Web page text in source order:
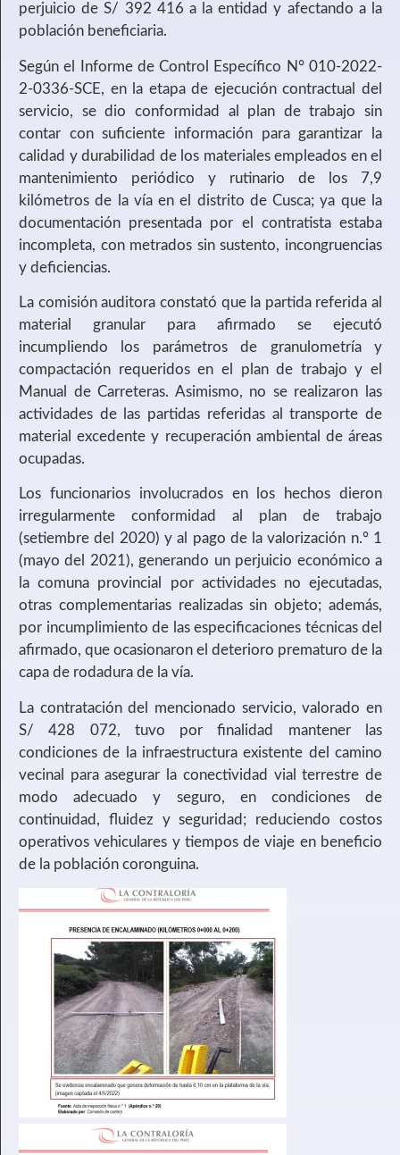
perjuicio de S/ 392 416 a la entidad y afectando a la
población beneficiaria.
Según el Informe de Control Específico N° 010-2022-
2-0336-SCE, en la etapa de ejecución contractual del
servicio, se dio conformidad al plan de trabajo sin
contar con suficiente información para garantizar la
calidad y durabilidad de los materiales empleados en el
mantenimiento periódico y rutinario de los 7,9
kilómetros de la vía en el distrito de Cusca; ya que la
documentación presentada por el contratista estaba
incompleta, con metrados sin sustento, incongruencias
y deficiencias.
La comisión auditora constató que la partida referida al
material granular para afirmado se ejecutó
incumpliendo los parámetros de granulometría y
compactación requeridos en el plan de trabajo y el
Manual de Carreteras. Asimismo, no se realizaron las
actividades de las partidas referidas al transporte de
material excedente y recuperación ambiental de áreas
ocupadas.
Los funcionarios involucrados en los hechos dieron
irregularmente conformidad al plan de trabajo
(setiembre del 2020) y al pago de la valorización n.° 1
(mayo del 2021), generando un perjuicio económico a
la comuna provincial por actividades no ejecutadas,
otras complementarias realizadas sin objeto; además,
por incumplimiento de las especificaciones técnicas del
afirmado, que ocasionaron el deterioro prematuro de la
capa de rodadura de la vía.
La contratación del mencionado servicio, valorado en
S/ 428 072, tuvo por finalidad mantener las
condiciones de la infraestructura existente del camino
vecinal para asegurar la conectividad vial terrestre de
modo adecuado y seguro, en condiciones de
continuidad, fluidez y seguridad; reduciendo costos
operativos vehiculares y tiempos de viaje en beneficio
de la población coronguina.